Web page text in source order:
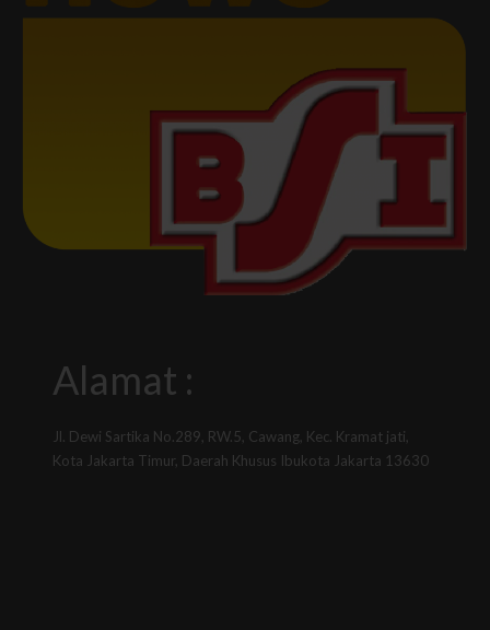
Alamat :
Jl. Dewi Sartika No.289, RW.5, Cawang, Kec. Kramat jati,
Kota Jakarta Timur, Daerah Khusus Ibukota Jakarta 13630